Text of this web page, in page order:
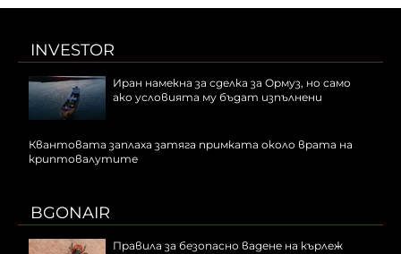
INVESTOR
Иран намекна за сделка за Ормуз, но само
ако условията му бъдат изпълнени
Квантовата заплаха затяга примката около врата на
криптовалутите
BGONAIR
Правила за безопасно вадене на кърлеж